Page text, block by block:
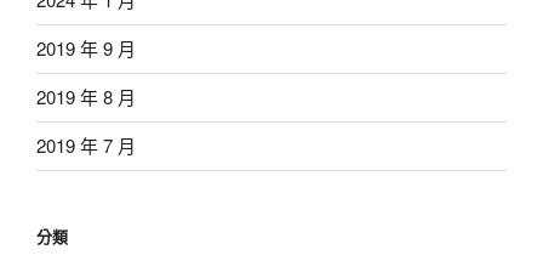
2019 年 9 月
2019 年 8 月
2019 年 7 月
分類